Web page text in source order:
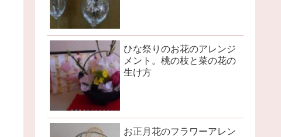
ひな祭りのお花のアレンジ
メント。桃の枝と菜の花の
生け方
お正月花のフラワーアレン